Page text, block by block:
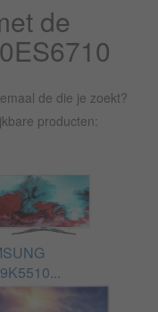
de
de die je zoekt?
producten: